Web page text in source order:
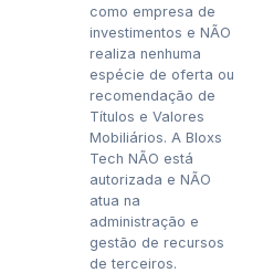
como empresa de
investimentos e NÃO
realiza nenhuma
espécie de oferta ou
recomendação de
Títulos e Valores
Mobiliários. A Bloxs
Tech NÃO está
autorizada e NÃO
atua na
administração e
gestão de recursos
de terceiros.